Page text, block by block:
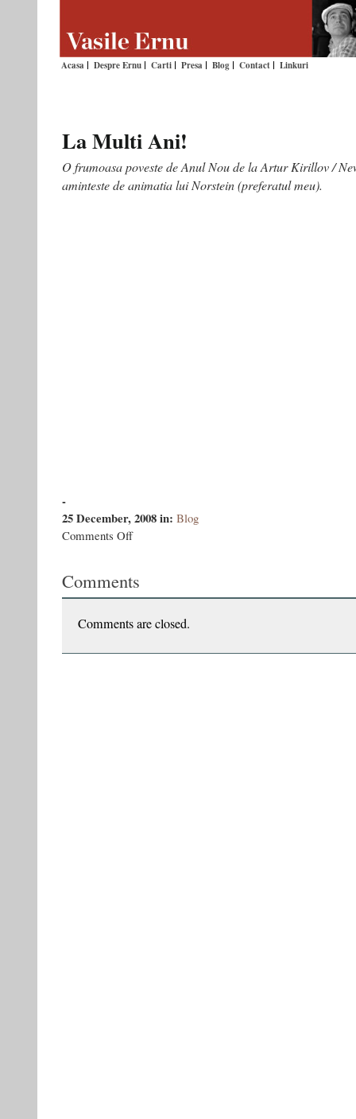
Acasa Despre Ernu Carti Presa Blog Contact Linkuri
La Multi Ani!
O frumoasa poveste de Anul Nou de la Artur Kirillov /
aminteste de animatia lui Norstein (preferatul meu).
-
25 December, 2008in: Blog
Comments Offon
Comments
Comments are closed.